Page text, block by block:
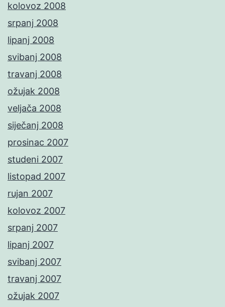
kolovoz 2008
srpanj 2008
lipanj 2008
svibanj 2008
travanj 2008
ožujak 2008
veljača 2008
siječanj 2008
prosinac 2007
studeni 2007
listopad 2007
rujan 2007
kolovoz 2007
srpanj 2007
lipanj 2007
svibanj 2007
travanj 2007
ožujak 2007